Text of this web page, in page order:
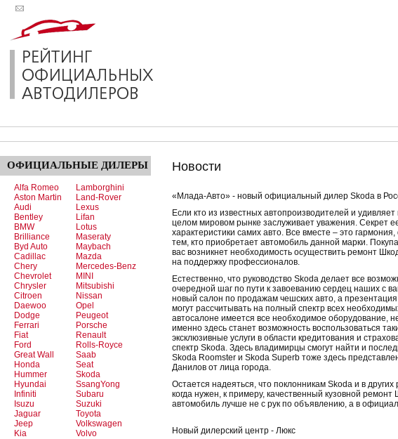
ОФИЦИАЛЬНЫЕ ДИЛЕРЫ
Alfa Romeo
Aston Martin
Audi
Bentley
BMW
Brilliance
Byd Auto
Cadillac
Chery
Chevrolet
Chrysler
Citroen
Daewoo
Dodge
Ferrari
Fiat
Ford
Great Wall
Honda
Hummer
Hyundai
Infiniti
Isuzu
Jaguar
Jeep
Kia
Lamborghini
Land-Rover
Lexus
Lifan
Lotus
Maseraty
Maybach
Mazda
Mercedes-Benz
MINI
Mitsubishi
Nissan
Opel
Peugeot
Porsche
Renault
Rolls-Royce
Saab
Seat
Skoda
SsangYong
Subaru
Suzuki
Toyota
Volkswagen
Volvo
Новости
«Млада-Авто» - новый официальный дилер Skoda в
Если кто из известных автопроизводителей и
целом мировом рынке заслуживает уважения. Секрет
характеристики самих авто. Все вместе – это
тем, кто приобретает автомобиль данной марки.
вас возникнет необходимость осуществить ремонт
на поддержку профессионалов.
Естественно, что руководство Skoda делает все
очередной шаг по пути к завоеванию сердец наших с
новый салон по продажам чешских авто, а
могут рассчитывать на полный спектр всех
автосалоне имеется все необходимое оборудование,
именно здесь станет возможность воспользоваться
эксклюзивные услуги в области кредитования и
спектр Skoda. Здесь владимирцы смогут найти и
Skoda Roomster и Skoda Superb тоже здесь
Данилов от лица города.
Остается надеяться, что поклонникам Skoda и в
когда нужен, к примеру, качественный кузовной
автомобиль лучше не с рук по объявлению, а в
Новый дилерский центр - Люкс